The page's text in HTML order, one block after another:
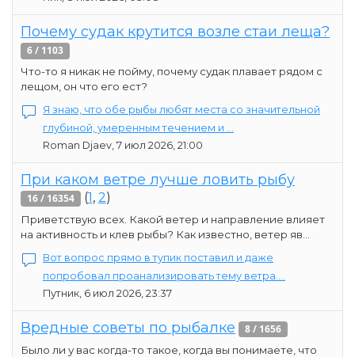
Почему судак крутится возле стаи леща?
6 / 1103
Что-то я никак не пойму, почему судак плавает рядом с
лещом, он что его ест?
Я знаю, что обе рыбы любят места со значительной
глубиной, умеренным течением и ...
Roman Djaev, 7 июл 2026, 21:00
При каком ветре лучше ловить рыбу
16 / 16354 (1 , 2)
Приветствую всех. Какой ветер и направление влияет
на активность и клев рыбы? Как известно, ветер яв...
Вот вопрос прямо в тупик поставил и даже
попробовал проанализировать тему ветра....
Путник, 6 июл 2026, 23:37
Вредные советы по рыбалке 8 / 1656
Было ли у вас когда-то такое, когда вы понимаете, что